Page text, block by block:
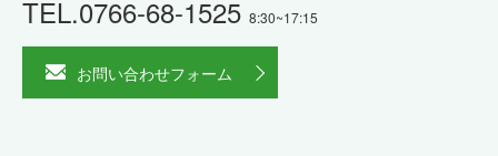
TEL.0766-68-1525 8:30~17:15
お問い合わせフォーム